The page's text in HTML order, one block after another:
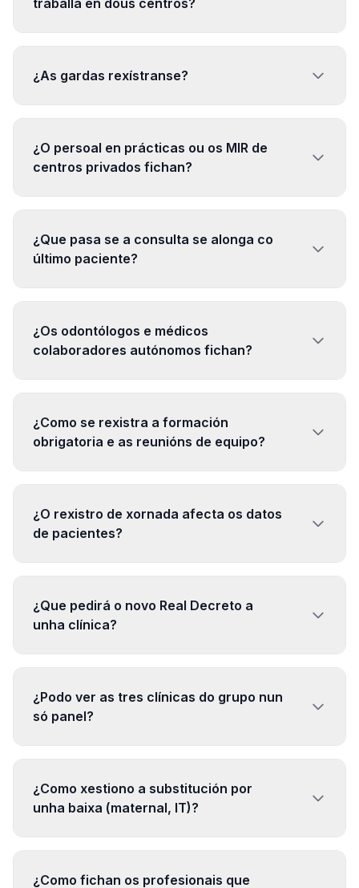
traballa en dous centros?
¿As gardas rexístranse?
¿O persoal en prácticas ou os MIR de
centros privados fichan?
¿Que pasa se a consulta se alonga co
último paciente?
¿Os odontólogos e médicos
colaboradores autónomos fichan?
¿Como se rexistra a formación
obrigatoria e as reunións de equipo?
¿O rexistro de xornada afecta os datos
de pacientes?
¿Que pedirá o novo Real Decreto a
unha clínica?
¿Podo ver as tres clínicas do grupo nun
só panel?
¿Como xestiono a substitución por
unha baixa (maternal, IT)?
¿Como fichan os profesionais que